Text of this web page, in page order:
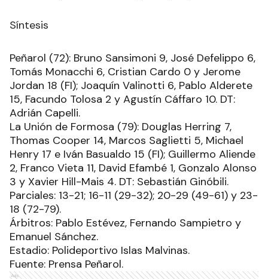
Síntesis
Peñarol (72): Bruno Sansimoni 9, José Defelippo 6,
Tomás Monacchi 6, Cristian Cardo 0 y Jerome
Jordan 18 (FI); Joaquín Valinotti 6, Pablo Alderete
15, Facundo Tolosa 2 y Agustín Cáffaro 10. DT:
Adrián Capelli.
La Unión de Formosa (79): Douglas Herring 7,
Thomas Cooper 14, Marcos Saglietti 5, Michael
Henry 17 e Iván Basualdo 15 (FI); Guillermo Aliende
2, Franco Vieta 11, David Efambé 1, Gonzalo Alonso
3 y Xavier Hill-Mais 4. DT: Sebastián Ginóbili.
Parciales: 13-21; 16-11 (29-32); 20-29 (49-61) y 23-
18 (72-79).
Árbitros: Pablo Estévez, Fernando Sampietro y
Emanuel Sánchez.
Estadio: Polideportivo Islas Malvinas.
Fuente: Prensa Peñarol.
Ads